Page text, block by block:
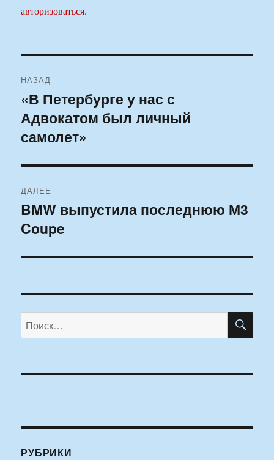
авторизоваться.
по
записям
НАЗАД
Предыдущая
запись:
«В Петербурге у нас с
Адвокатом был личный
самолет»
ДАЛЕЕ
Следующая
запись:
BMW выпустила последнюю М3
Coupe
Искать:
РУБРИКИ